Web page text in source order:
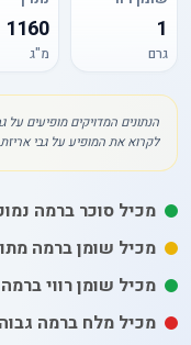
1
גרם
1160
מ"ג
הנתונים המדויקים מופיעים
לקרוא את המופיע על גבי
מכיל סוכר ברמה
מכיל שומןברמה
מכיל שומן רווי
מכיל מלח ברמה